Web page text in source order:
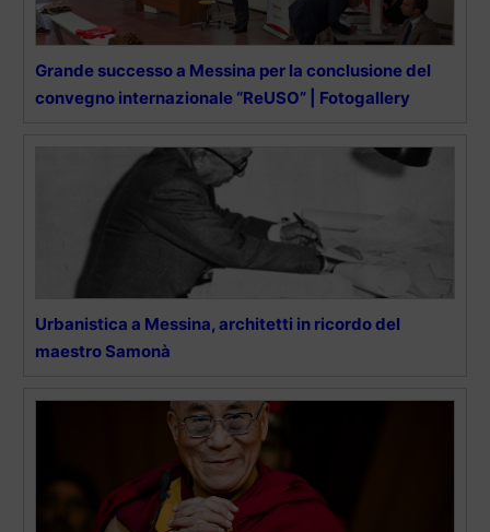
Grande successo a Messina per la conclusione del
convegno internazionale “ReUSO” | Fotogallery
Urbanistica a Messina, architetti in ricordo del
maestro Samonà